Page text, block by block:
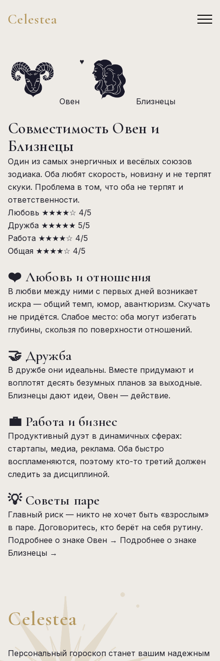
Celestea
Овен
♥
Близнецы
Совместимость Овен и
Близнецы
Один из самых энергичных и весёлых союзов
зодиака. Оба любят скорость, новизну и не терпят
скуки. Проблема в том, что оба не терпят и
ответственности.
Любовь ★★★★☆ 4/5
Дружба ★★★★★ 5/5
Работа ★★★★☆ 4/5
Общая ★★★★☆ 4/5
❤️ Любовь и отношения
В любви между ними с первых дней возникает
искра — общий темп, юмор, авантюризм. Скучать
не придётся. Слабое место: оба могут избегать
глубины, скользя по поверхности отношений.
🤝 Дружба
В дружбе они идеальны. Вместе придумают и
воплотят десять безумных планов за выходные.
Близнецы дают идеи, Овен — действие.
💼 Работа и бизнес
Продуктивный дуэт в динамичных сферах:
стартапы, медиа, реклама. Оба быстро
воспламеняются, поэтому кто-то третий должен
следить за дисциплиной.
💡 Советы паре
Главный риск — никто не хочет быть «взрослым»
в паре. Договоритесь, кто берёт на себя рутину.
Подробнее о знаке Овен → Подробнее о знаке
Близнецы →
Celestea
Персональный гороскоп станет вашим надежным